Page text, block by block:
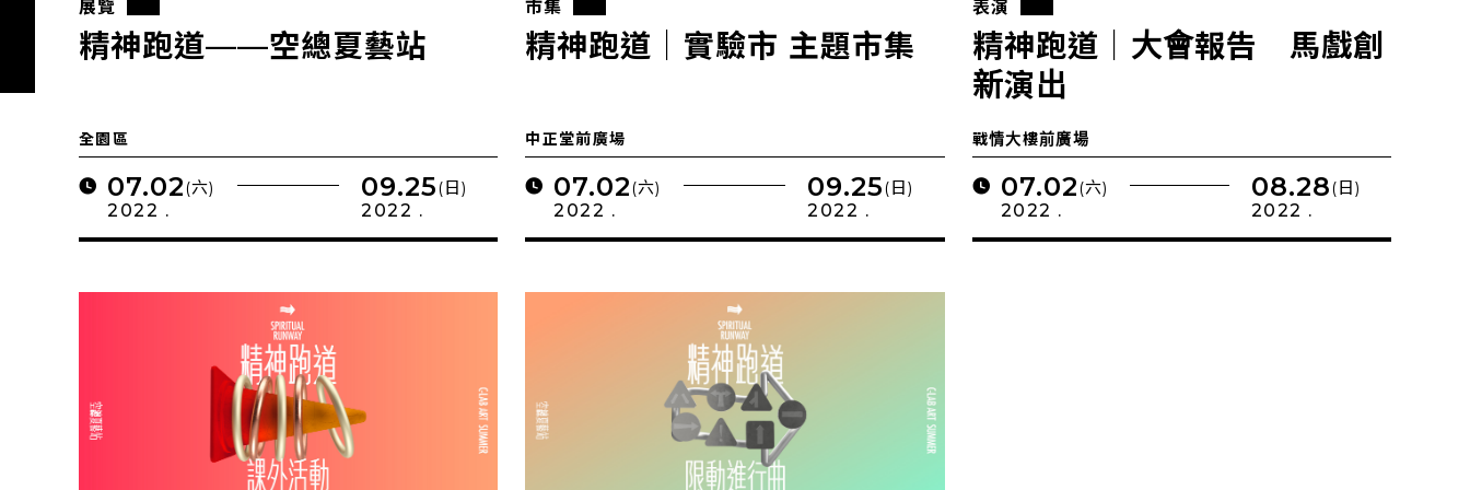
展覽
精神跑道——空總夏藝站
全園區
07.02(六)
2022 .
09.25(日)
2022 .
市集
精神跑道｜實驗市 主題市集
中正堂前廣場
07.02(六)
2022 .
09.25(日)
2022 .
表演
精神跑道｜大會報告 馬戲創
新演出
戰情大樓前廣場
07.02(六)
2022 .
08.28(日)
2022 .